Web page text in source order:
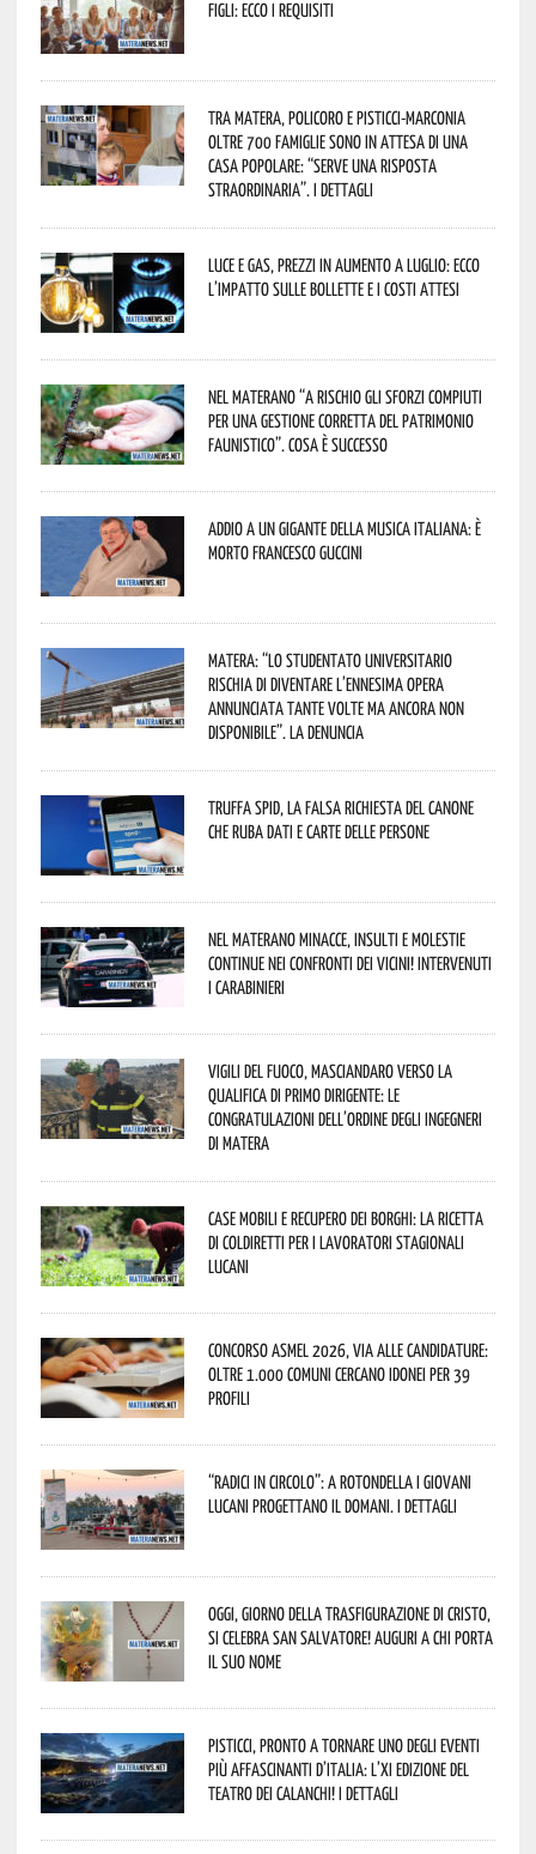
figli: ecco i requisiti
Tra Matera, Policoro e Pisticci-Marconia
oltre 700 famiglie sono in attesa di una
casa popolare: “serve una risposta
straordinaria”. I dettagli
Luce e gas, prezzi in aumento a luglio: ecco
l’impatto sulle bollette e i costi attesi
Nel materano “a rischio gli sforzi compiuti
per una gestione corretta del patrimonio
faunistico”. Cosa è successo
Addio a un gigante della musica italiana: è
morto Francesco Guccini
Matera: “Lo studentato universitario
rischia di diventare l’ennesima opera
annunciata tante volte ma ancora non
disponibile”. La denuncia
Truffa Spid, la falsa richiesta del canone
che ruba dati e carte delle persone
Nel materano minacce, insulti e molestie
continue nei confronti dei vicini! Intervenuti
i Carabinieri
Vigili del Fuoco, Masciandaro verso la
qualifica di Primo Dirigente: le
congratulazioni dell’Ordine degli Ingegneri
di Matera
Case mobili e recupero dei borghi: la ricetta
di Coldiretti per i lavoratori stagionali
lucani
Concorso Asmel 2026, via alle candidature:
oltre 1.000 Comuni cercano idonei per 39
profili
“Radici in Circolo”: a Rotondella i giovani
lucani progettano il domani. I dettagli
Oggi, giorno della Trasfigurazione di Cristo,
si celebra San Salvatore! Auguri a chi porta
il suo nome
Pisticci, pronto a tornare uno degli eventi
più affascinanti d’Italia: l’XI edizione del
Teatro dei Calanchi! I dettagli